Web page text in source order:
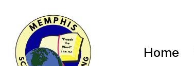
main
content
Home